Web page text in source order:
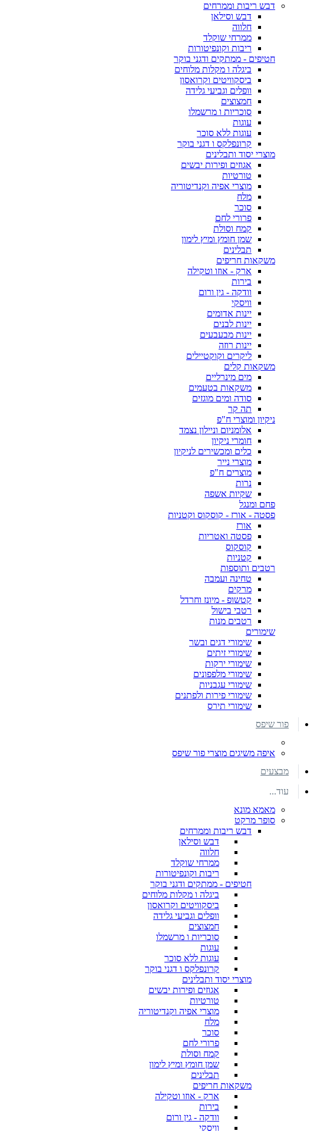
דבש ריבות וממרחים
דבש וסילאן
חלווה
ממרחי שוקלד
ריבות וקונפיטורות
חטיפים - ממתקים ודגני בוקר
ביגלה ו מקלות מלוחים
ביסקוויטים וקרואסון
וופלים וגביעי גלידה
חמצוצים
סוכריות ו מרשמלו
עוגות
עוגות ללא סוכר
קרונפלקס ו דגני בוקר
מוצרי יסוד ותבלינים
אגוזים ופירות יבשים
טורטיות
מוצרי אפיה וקנדיטוריה
מלח
סוכר
פרורי לחם
קמח וסולת
שמן חומץ ומיץ לימון
תבלינים
משקאות חריפים
ארק - אוזו וטקילה
בירות
וודקה - גין ורום
וויסקי
יינות אדומים
יינות לבנים
יינות מבעבעים
יינות רוזה
ליקרים וקוקטיילים
משקאות קלים
מים מינרליים
משקאות בטעמים
סודה ומים מוגזים
תה קר
ניקיון ומוצרי ח"פ
אלומניום וניילון נצמד
חומרי ניקיון
כלים ומכשירים לניקיון
מוצרי נייר
מוצרים ח"פ
נרות
שקיות אשפה
פחם ומנגל
פסטה - אורז - קוסקוס וקטניות
אורז
פסטה ואטריות
קוסקוס
קטניות
רטבים ותוספות
טחינה ועמבה
מרקים
קטשופ - מיונז וחרדל
רטבי בישול
רטבים מנות
שימורים
שימורי דגים ובשר
שימורי זיתים
שימורי ירקות
שימורי מלפפונים
שימורי עגבניות
שימורי פירות ולפתנים
שימורי תירס
פור שיפס
איפה משיגים מוצרי פור שיפס
מבצעים
עוד...
מאמא מונא
סופר מרקט
דבש ריבות וממרחים
דבש וסילאן
חלווה
ממרחי שוקלד
ריבות וקונפיטורות
חטיפים - ממתקים ודגני בוקר
ביגלה ו מקלות מלוחים
ביסקוויטים וקרואסון
וופלים וגביעי גלידה
חמצוצים
סוכריות ו מרשמלו
עוגות
עוגות ללא סוכר
קרונפלקס ו דגני בוקר
מוצרי יסוד ותבלינים
אגוזים ופירות יבשים
טורטיות
מוצרי אפיה וקנדיטוריה
מלח
סוכר
פרורי לחם
קמח וסולת
שמן חומץ ומיץ לימון
תבלינים
משקאות חריפים
ארק - אוזו וטקילה
בירות
וודקה - גין ורום
וויסקי